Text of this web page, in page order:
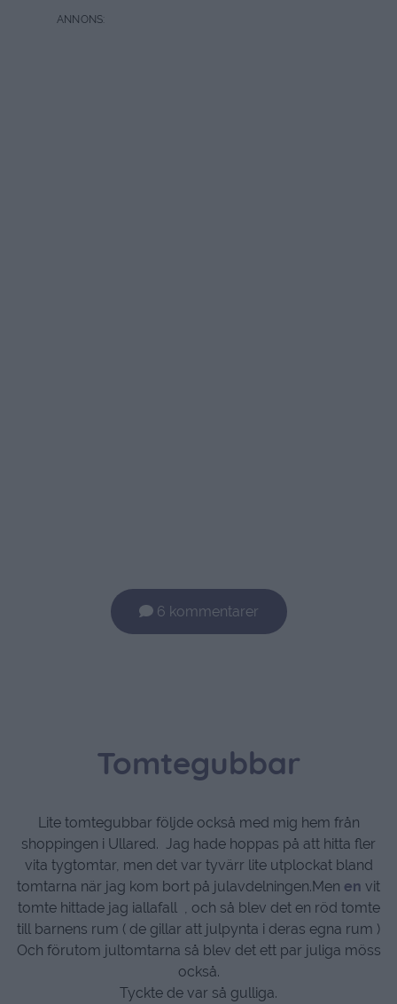
6 kommentarer
Tomtegubbar
Lite tomtegubbar följde också med mig hem från
shoppingen i Ullared. Jag hade hoppas på att hitta fler
vita tygtomtar, men det var tyvärr lite utplockat bland
tomtarna när jag kom bort på julavdelningen.Men en vit
tomte hittade jag iallafall , och så blev det en röd tomte
till barnens rum ( de gillar att julpynta i deras egna rum )
Och förutom jultomtarna så blev det ett par juliga möss
också.
Tyckte de var så gulliga.